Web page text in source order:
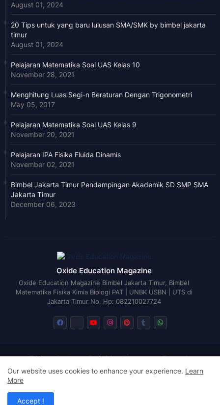
August 01, 2024
20 Tips untuk yang baru lulusan SMA/SMK by bimbel jakarta
timur
August 01, 2024
Pelajaran Matematika Soal UAS Kelas 10
November 28, 2021
Menghitung Luas Segi-n Beraturan Dengan Trigonometri
May 05, 2017
Pelajaran Matematika Soal UAS Kelas 9
November 20, 2021
Pelajaran IPA Fisika Fluida Dinamis
November 02, 2021
Bimbel Jakarta Timur Pendampingan Akademik SD SMP SMA
Jakarta Timur
December 06, 2023
Oxide Education Magazine
Oxide Education Magazine Bimbel Jakarta Timur, Bimbel
Matematika Fisika Kimia Biologi PAT | UNBK USBN | UTS di
Jakarta Timur No. Hp: 082210027724
Design by -
TOC Author Definisi Sitemap
Exegesis
Disclaimer
Return Policy Cookies Policy
Our website uses cookies to enhance your experience. Learn
More
Accept !